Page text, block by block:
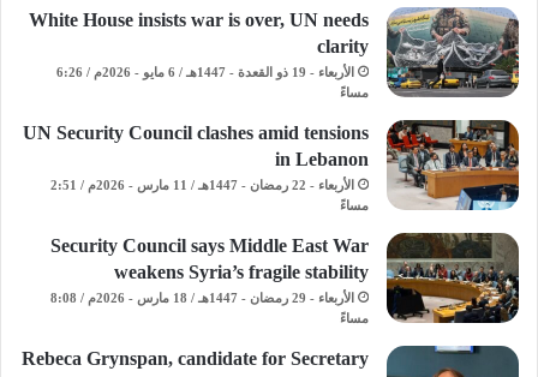
White House insists war is over, UN needs
clarity
الأربعاء - 19 ذو القعدة - 1447هـ / 6 مايو - 2026م / 6:26
مساءً
UN Security Council clashes amid tensions
in Lebanon
الأربعاء - 22 رمضان - 1447هـ / 11 مارس - 2026م / 2:51
مساءً
Security Council says Middle East War
weakens Syria’s fragile stability
الأربعاء - 29 رمضان - 1447هـ / 18 مارس - 2026م / 8:08
مساءً
Rebeca Grynspan, candidate for Secretary